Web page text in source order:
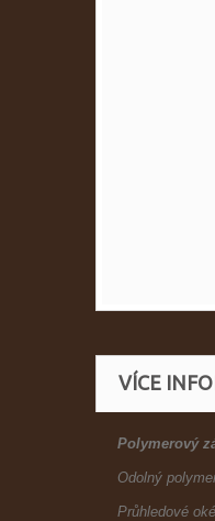
VÍCE
Polymerový
Odolný
Průhledové